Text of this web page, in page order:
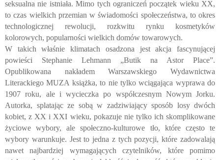
seksualna nie istniała. Mimo tych ograniczeń początek wieku XX,
to czas wielkich przemian w świadomości społeczeństwa, to okres
technologicznej rewolucji, rozkwitu rynku kosmetyków
kolorowych, popularności wielkich domów towarowych.
W takich właśnie klimatach osadzona jest akcja fascynującej
powieści Stephanie Lehmann „Butik na Astor Place”.
Opublikowana nakładem Warszawskiego Wydawnictwa
Literackiego MUZA książka, to nie tylko wciągająca wyprawa do
1907 roku, ale i wycieczka po współczesnym Nowym Jorku.
Autorka, splatając ze sobą w zadziwiający sposób losy dwóch
kobiet, z XX i XXI wieku, pokazuje nie tylko ich skomplikowane
życiowe wybory, ale społeczno-kulturowe tło, które często te
wybory warunkuje. Jest to jedna z tych pozycji, które zadowalają
nawet najbardziej wymagających czytelników, które pomimo